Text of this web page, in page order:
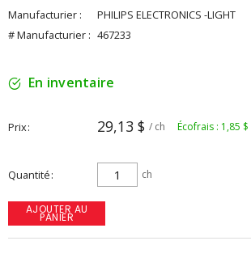
Manufacturier :
PHILIPS ELECTRONICS -LIGHT
# Manufacturier : 467233
En inventaire
Prix 29,13 $ / ch Écofrais : 1,85 $
Quantité ch
AJOUTER AU
PANIER